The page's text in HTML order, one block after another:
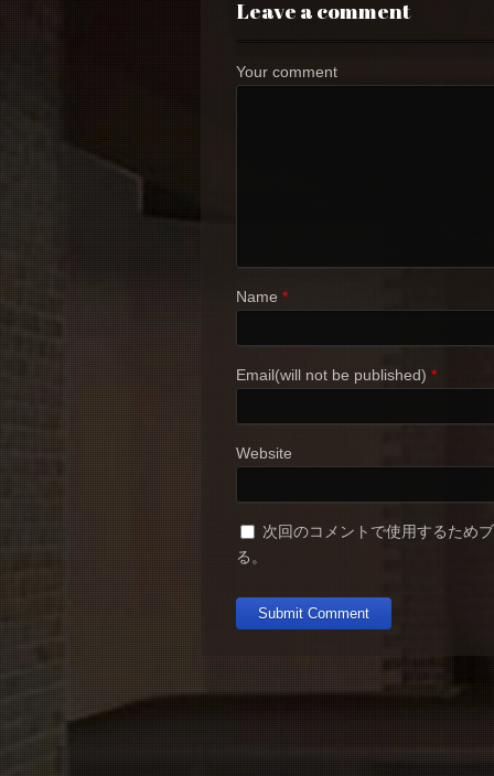
Leave a comment
Your comment
Name *
Email(will not be published) *
Website
次回のコメントで使用するため
る。